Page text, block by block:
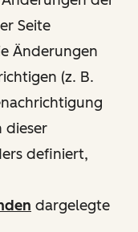
Seite
Änderungen
(z. B.
dieser
definiert,
dargelegte